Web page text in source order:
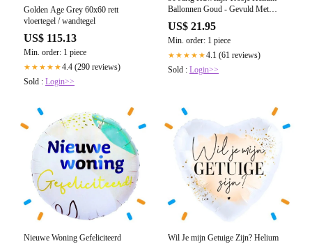
Golden Age Grey 60x60 rett
vloertegel / wandtegel
US$ 115.13
Min. order: 1 piece
★★★★★4.4 (290 reviews)
Sold : Login>>
Ballonnen Goud - Gevuld Met
Helium - 46 cm
US$ 21.95
Min. order: 1 piece
★★★★★4.1 (61 reviews)
Sold : Login>>
Nieuwe Woning Gefeliciteerd
Wil Je mijn Getuige Zijn? Helium